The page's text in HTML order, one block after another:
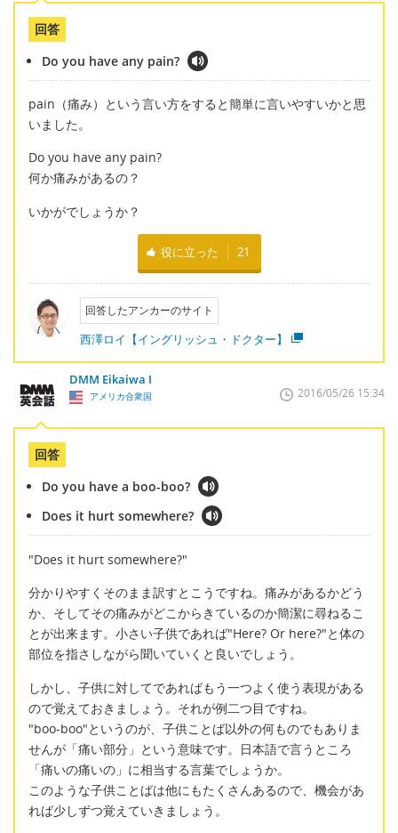
回答
Do you have any pain?
pain（痛み）という言い方をすると簡単に言いやすいかと思
いました。
Do you have any pain?
何か痛みがあるの？
いかがでしょうか？
役に立った 21
回答したアンカーのサイト
西澤ロイ【イングリッシュ・ドクター】
DMM Eikaiwa I
アメリカ合衆国 2016/05/26 15:34
回答
Do you have a boo-boo?
Does it hurt somewhere?
"Does it hurt somewhere?"
分かりやすくそのまま訳すとこうですね。痛みがあるかどう
か、そしてその痛みがどこからきているのか簡潔に尋ねるこ
とが出来ます。小さい子供であれば"Here? Or here?"と体の
部位を指さしながら聞いていくと良いでしょう。
しかし、子供に対してであればもう一つよく使う表現がある
ので覚えておきましょう。それが例二つ目ですね。
"boo-boo"というのが、子供ことば以外の何ものでもありま
せんが「痛い部分」という意味です。日本語で言うところ
「痛いの痛いの」に相当する言葉でしょうか。
このような子供ことばは他にもたくさんあるので、機会があ
れば少しずつ覚えていきましょう。